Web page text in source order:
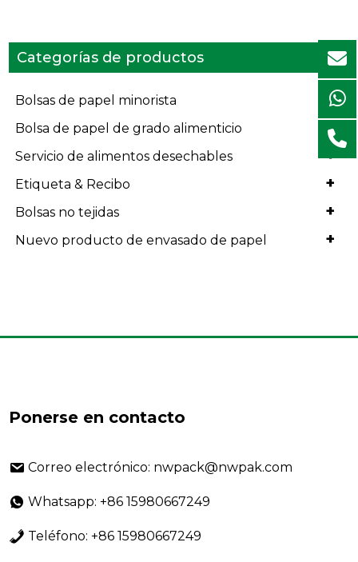
Categorías de productos
+
Bolsas de papel minorista
+
Bolsa de papel de grado alimenticio
+
Servicio de alimentos desechables
+
Etiqueta & Recibo
+
Bolsas no tejidas
+
Nuevo producto de envasado de papel
Ponerse en contacto
Correo electrónico: nwpack@nwpak.com
Whatsapp: +86 15980667249
Teléfono: +86 15980667249